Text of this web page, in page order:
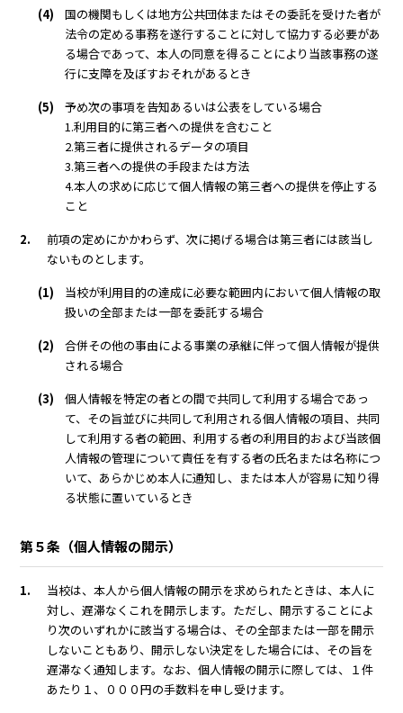
(4)
国の機関もしくは地方公共団体またはその委託を受けた者が
法令の定める事務を遂行することに対して協力する必要があ
る場合であって、本人の同意を得ることにより当該事務の遂
行に支障を及ぼすおそれがあるとき
(5)
予め次の事項を告知あるいは公表をしている場合
1.利用目的に第三者への提供を含むこと
2.第三者に提供されるデータの項目
3.第三者への提供の手段または方法
4.本人の求めに応じて個人情報の第三者への提供を停止する
こと
2.
前項の定めにかかわらず、次に掲げる場合は第三者には該当し
ないものとします。
(1)
当校が利用目的の達成に必要な範囲内において個人情報の取
扱いの全部または一部を委託する場合
(2)
合併その他の事由による事業の承継に伴って個人情報が提供
される場合
(3)
個人情報を特定の者との間で共同して利用する場合であっ
て、その旨並びに共同して利用される個人情報の項目、共同
して利用する者の範囲、利用する者の利用目的および当該個
人情報の管理について責任を有する者の氏名または名称につ
いて、あらかじめ本人に通知し、または本人が容易に知り得
る状態に置いているとき
第５条（個人情報の開示）
1.
当校は、本人から個人情報の開示を求められたときは、本人に
対し、遅滞なくこれを開示します。ただし、開示することによ
り次のいずれかに該当する場合は、その全部または一部を開示
しないこともあり、開示しない決定をした場合には、その旨を
遅滞なく通知します。なお、個人情報の開示に際しては、１件
あたり１、０００円の手数料を申し受けます。